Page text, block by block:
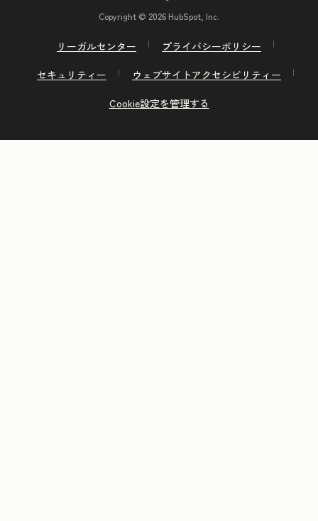
Copyright © 2026 HubSpot, Inc.
リーガルセンター
プライバシーポリシー
セキュリティー
ウェブサイトアクセシビリティー
Cookie設定を管理する